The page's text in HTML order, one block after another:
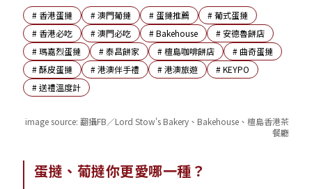
# 香港蛋撻 #澳門葡撻 # 蛋撻推薦 #葡式蛋撻
# 香港必吃 #澳門必吃 #Bakehouse #安德魯餅店
#瑪嘉烈蛋撻 #泰昌餅家 #檀島咖啡餅店 #曲奇蛋撻
#酥皮蛋撻 #港澳伴手禮 #港澳旅遊 #KEYPO
#送禮溫度計
image source: 翻攝FB／Lord Stow's Bakery、Bakehouse、檀島香港茶
餐廳
蛋撻、葡撻你更愛哪一種？